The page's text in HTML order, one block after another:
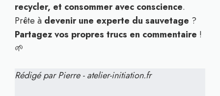
recycler, et consommer avec conscience.
Prête à devenir une experte du sauvetage ?
Partagez vos propres trucs en commentaire !
🌱
Rédigé par Pierre - atelier-initiation.fr